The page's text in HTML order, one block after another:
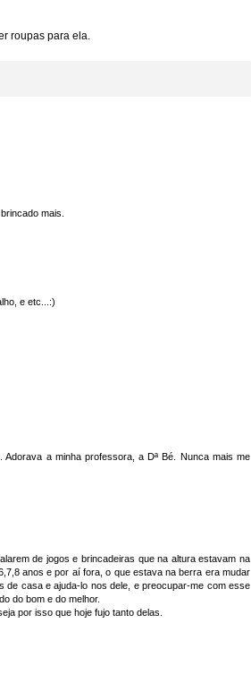
roupas para ela.
mais.
e etc...:)
a minha professora, a Dª Bé. Nunca mais me
de jogos e brincadeiras que na altura estavam na
anos e por aí fora, o que estava na berra era mudar
de casa e ajuda-lo nos dele, e preocupar-me com esse
do bom e do melhor.
por isso que hoje fujo tanto delas.